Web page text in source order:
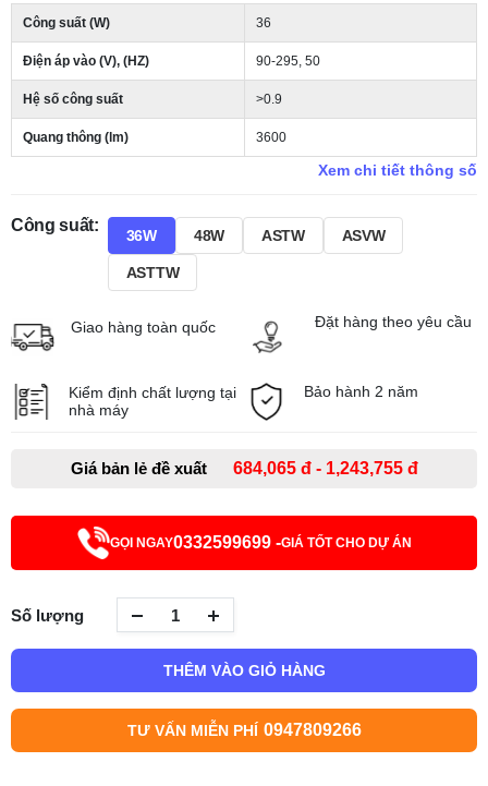
Công suất (W) 36
Điện áp vào (V), (HZ) 90-295, 50
Hệ số công suất >0.9
Quang thông (lm) 3600
Xem chi tiết thông số
Công suất:
36W 48W ASTW ASVW
ASTTW
Giao hàng toàn quốc Đặt hàng theo yêu cầu
Kiểm định chất lượng tại
nhà máy
Bảo hành 2 năm
Giá bản lẻ đề xuất 684,065 đ - 1,243,755 đ
GỌI NGAY0332599699 -GIÁ TỐT CHO DỰ ÁN
Số lượng
THÊM VÀO GIỎ HÀNG
TƯ VẤN MIỄN PHÍ 0947809266